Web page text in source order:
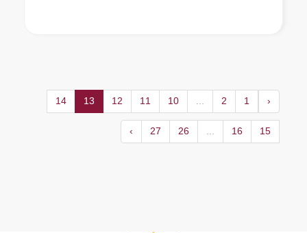
‹
1
2
...
10
11
12
13
14
15
16
...
26
27
›